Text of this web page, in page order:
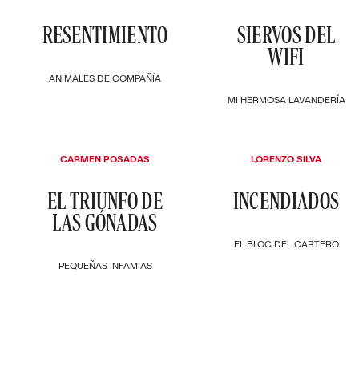
ANIMALES DE COMPAÑÍA
RESENTIMIENTO
MI HERMOSA LAVANDERÍA
SIERVOS DEL
WIFI
PEQUEÑAS INFAMIAS
EL TRIUNFO DE
LAS GÓNADAS
CARMEN POSADAS
EL BLOC DEL CARTERO
INCENDIADOS
LORENZO SILVA